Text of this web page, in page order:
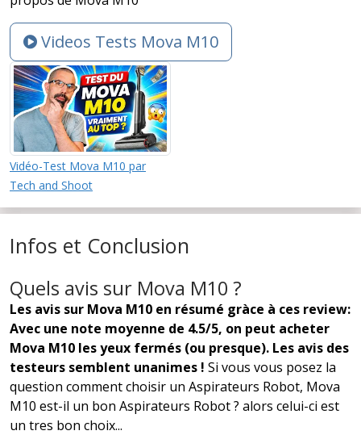
Videos Tests Mova M10
Vidéo-Test Mova M10 par
Tech and Shoot
Infos et Conclusion
Quels avis sur Mova M10 ?
Les avis sur Mova M10 en résumé gràce à ces review:
Avec une note moyenne de 4.5/5, on peut acheter
Mova M10 les yeux fermés (ou presque). Les avis des
testeurs semblent unanimes ! Si vous vous posez la
question comment choisir un Aspirateurs Robot, Mova
M10 est-il un bon Aspirateurs Robot ? alors celui-ci est
un tres bon choix...